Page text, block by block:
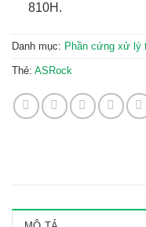
810H.
Danh mục: Phần cứng xử lý
Thẻ: ASRock